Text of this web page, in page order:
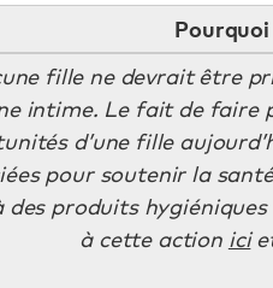
Pourquoi
fille ne devrait être
intime. Le fait de faire
d’une fille
pour soutenir la
des produits
à cette action ici